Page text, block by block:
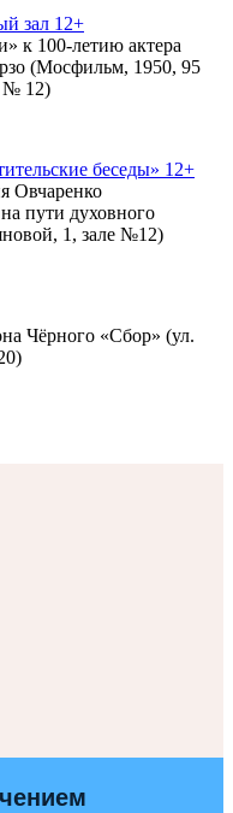
зал 12+
к 100-летию актера
(Мосфильм, 1950, 95
№ 12)
беседы» 12+
Овчаренко
пути духовного
1, зале №12)
Чёрного «Сбор» (ул.